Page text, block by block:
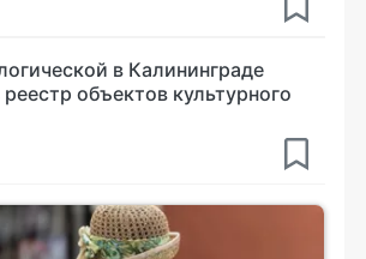
в Калининграде
объектов культурного